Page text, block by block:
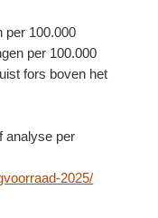
per 100.000
per 100.000
fors boven het
analyse per
2025/